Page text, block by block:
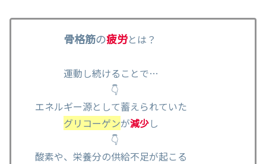
骨格筋の疲労とは？
運動し続けることで…
👇
エネルギー源として蓄えられていた
グリコーゲンが減少し
👇
酸素や、栄養分の供給不足が起こる